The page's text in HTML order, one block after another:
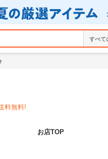
料無料!
お店TOP